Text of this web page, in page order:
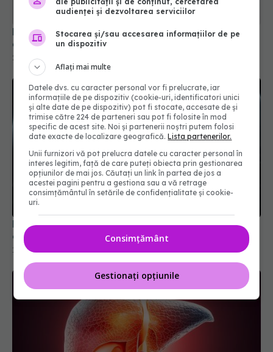
Boala celiacă: semne timpurii și simptome
27 noi 2025, 17:46
Boala de ficat care va afecta 1,8 miliarde de
oameni până în 2050
16 apr 2026, 13:18
audienței și dezvoltarea serviciilor
Stocarea și/sau accesarea informațiilor de pe
un dispozitiv
Aflați mai multe
Datele dvs. cu caracter personal vor fi prelucrate, iar
informațiile de pe dispozitiv (cookie-uri, identificatori unici
și alte date de pe dispozitiv) pot fi stocate, accesate de și
trimise către 224 de parteneri sau pot fi folosite în mod
specific de acest site. Noi și partenerii noștri putem folosi
date exacte de localizare geografică.Lista partenerilor.
Unii furnizori vă pot prelucra datele cu caracter personal în
interes legitim, față de care puteți obiecta prin gestionarea
opțiunilor de mai jos. Căutați un link în partea de jos a
acestei pagini pentru a gestiona sau a vă retrage
consimțământul în setările de confidențialitate și cookie-
uri.
Consimțământ
Gestionați opțiunile